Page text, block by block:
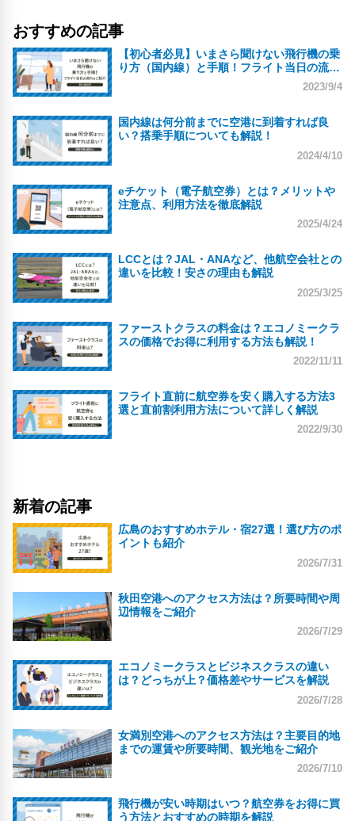
関西
大阪
那覇
那覇
伊丹 新千歳
関西 新千歳
中部国際
名古屋
新千歳
中部国際
名古屋
那覇
那覇
福岡
福岡
那覇
那覇
おすすめの記事
【初心者必見】いまさら聞けない飛行機の乗
り方（国内線）と手順！フライト当日の流れ
2023/9/4
国内線は何分前までに空港に到着すれば良
い？搭乗手順についても解説！
2024/4/10
eチケット（電子航空券）とは？メリットや
注意点、利用方法を徹底解説
2025/4/24
LCCとは？JAL・ANAなど、他航空会社との
違いを比較！安さの理由も解説
2025/3/25
ファーストクラスの料金は？エコノミークラ
スの価格でお得に利用する方法も解説！
2022/11/11
フライト直前に航空券を安く購入する方法3
選と直前割利用方法について詳しく解説
2022/9/30
新着の記事
広島のおすすめホテル・宿27選！選び方のポ
イントも紹介
2026/7/31
秋田空港へのアクセス方法は？所要時間や周
辺情報をご紹介
2026/7/29
エコノミークラスとビジネスクラスの違い
は？どっちが上？価格差やサービスを解説
2026/7/28
女満別空港へのアクセス方法は？主要目的地
までの運賃や所要時間、観光地をご紹介
2026/7/10
飛行機が安い時期はいつ？航空券をお得に買
う方法とおすすめの時期を解説